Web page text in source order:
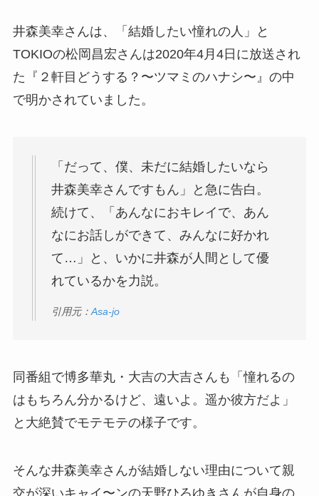
井森美幸さんは、「結婚したい憧れの人」と
TOKIOの松岡昌宏さんは2020年4月4日に放送され
た『２軒目どうする？〜ツマミのハナシ〜』の中
で明かされていました。
「だって、僕、未だに結婚したいなら
井森美幸さんですもん」と急に告白。
続けて、「あんなにおキレイで、あん
なにお話しができて、みんなに好かれ
て…」と、いかに井森が人間として優
れているかを力説。
引用元： Asa-jo
同番組で博多華丸・大吉の大吉さんも「憧れるの
はもちろん分かるけど、遠いよ。遥か彼方だよ」
と大絶賛でモテモテの様子です。
そんな井森美幸さんが結婚しない理由について親